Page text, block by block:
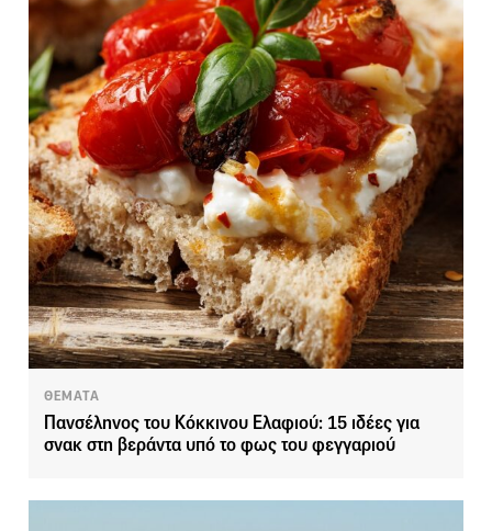
ΘΕΜΑΤΑ
Πανσέληνος του Κόκκινου Ελαφιού: 15 ιδέες για
σνακ στη βεράντα υπό το φως του φεγγαριού